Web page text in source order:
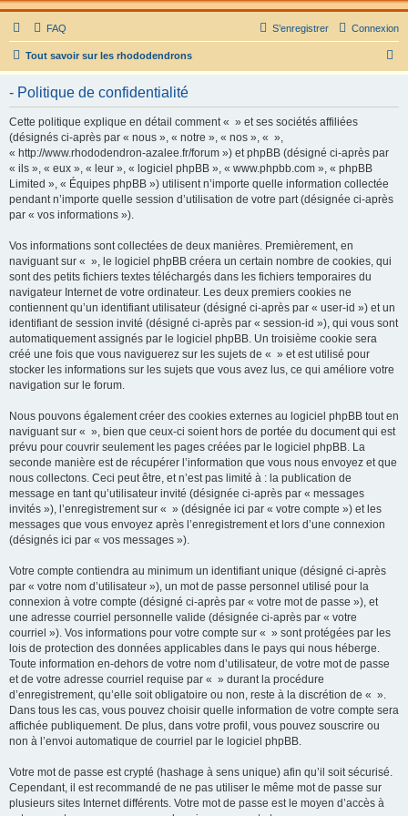
FAQ Connexion
S’enregistrer
Tout savoir sur les rhododendrons
- Politique de confidentialité
Cette politique explique en détail comment « » et ses sociétés affiliées
(désignés ci-après par « nous », « notre », « nos », « »,
« http://www.rhododendron-azalee.fr/forum ») et phpBB (désigné ci-après par
« ils », « eux », « leur », « logiciel phpBB », « www.phpbb.com », « phpBB
Limited », « Équipes phpBB ») utilisent n’importe quelle information collectée
pendant n’importe quelle session d’utilisation de votre part (désignée ci-après
par « vos informations »).
Vos informations sont collectées de deux manières. Premièrement, en
naviguant sur « », le logiciel phpBB créera un certain nombre de cookies, qui
sont des petits fichiers textes téléchargés dans les fichiers temporaires du
navigateur Internet de votre ordinateur. Les deux premiers cookies ne
contiennent qu’un identifiant utilisateur (désigné ci-après par « user-id ») et un
identifiant de session invité (désigné ci-après par « session-id »), qui vous sont
automatiquement assignés par le logiciel phpBB. Un troisième cookie sera
créé une fois que vous naviguerez sur les sujets de « » et est utilisé pour
stocker les informations sur les sujets que vous avez lus, ce qui améliore votre
navigation sur le forum.
Nous pouvons également créer des cookies externes au logiciel phpBB tout en
naviguant sur « », bien que ceux-ci soient hors de portée du document qui est
prévu pour couvrir seulement les pages créées par le logiciel phpBB. La
seconde manière est de récupérer l’information que vous nous envoyez et que
nous collectons. Ceci peut être, et n’est pas limité à : la publication de
message en tant qu’utilisateur invité (désignée ci-après par « messages
invités »), l’enregistrement sur « » (désignée ici par « votre compte ») et les
messages que vous envoyez après l’enregistrement et lors d’une connexion
(désignés ici par « vos messages »).
Votre compte contiendra au minimum un identifiant unique (désigné ci-après
par « votre nom d’utilisateur »), un mot de passe personnel utilisé pour la
connexion à votre compte (désigné ci-après par « votre mot de passe »), et
une adresse courriel personnelle valide (désignée ci-après par « votre
courriel »). Vos informations pour votre compte sur « » sont protégées par les
lois de protection des données applicables dans le pays qui nous héberge.
Toute information en-dehors de votre nom d’utilisateur, de votre mot de passe
et de votre adresse courriel requise par « » durant la procédure
d’enregistrement, qu’elle soit obligatoire ou non, reste à la discrétion de « ».
Dans tous les cas, vous pouvez choisir quelle information de votre compte sera
affichée publiquement. De plus, dans votre profil, vous pouvez souscrire ou
non à l’envoi automatique de courriel par le logiciel phpBB.
Votre mot de passe est crypté (hashage à sens unique) afin qu’il soit sécurisé.
Cependant, il est recommandé de ne pas utiliser le même mot de passe sur
plusieurs sites Internet différents. Votre mot de passe est le moyen d’accès à